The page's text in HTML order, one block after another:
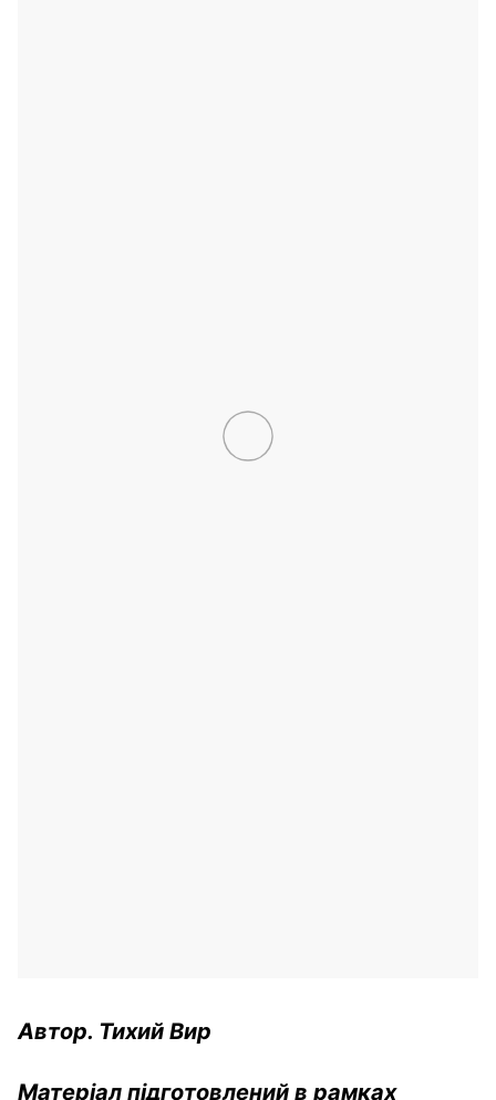
Автор. Тихий Вир
Матеріал підготовлений в рамках